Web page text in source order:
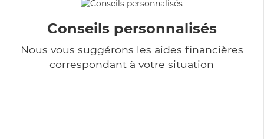
Conseils personnalisés
Nous vous suggérons les aides financières
correspondant à votre situation